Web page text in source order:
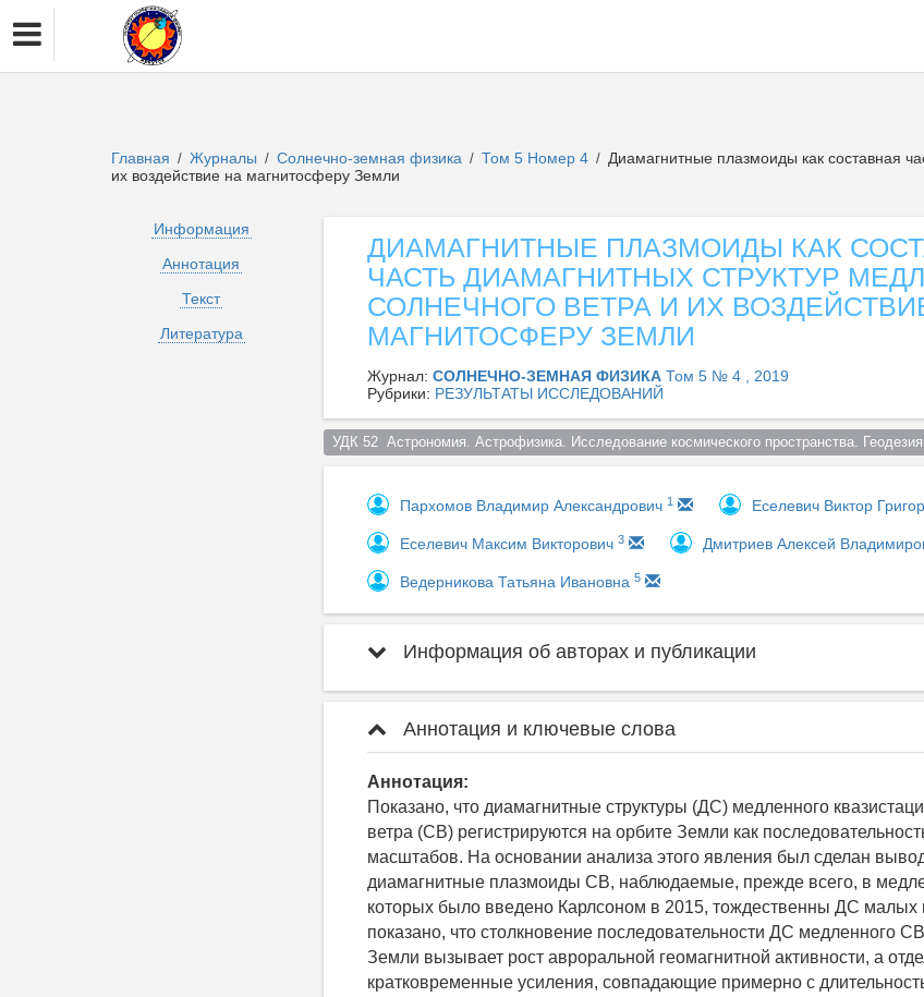
Главная / Журналы / Солнечно-земная физика / Том 5 Номер 4 / Диамагнитные плазмоиды как составная
их воздействие на магнитосферу Земли
Информация
Аннотация
Текст
Литература
ДИАМАГНИТНЫЕ ПЛАЗМОИДЫ КАК
ЧАСТЬ ДИАМАГНИТНЫХ СТРУКТУР
СОЛНЕЧНОГО ВЕТРА И ИХ
МАГНИТОСФЕРУ ЗЕМЛИ
Журнал: СОЛНЕЧНО-ЗЕМНАЯ ФИЗИКА Том 5 № 4 , 2019
Рубрики: РЕЗУЛЬТАТЫ ИССЛЕДОВАНИЙ
УДК 52  Астрономия. Астрофизика. Исследование космического пространства. Геодезия
Пархомов Владимир Александрович 1 Еселевич Виктор
Еселевич Максим Викторович 3 Дмитриев Алексей
Ведерникова Татьяна Ивановна 5
Информация об авторах и публикации
Аннотация и ключевые слова
Аннотация:
Показано, что диамагнитные структуры (ДС) медленного
ветра (СВ) регистрируются на орбите Земли как
масштабов. На основании анализа этого явления был сделан
диамагнитные плазмоиды СВ, наблюдаемые, прежде всего, в
которых было введено Карлсоном в 2015, тождественны ДС
показано, что столкновение последовательности ДС медленного
Земли вызывает рост авроральной геомагнитной активности, а
кратковременные усиления, совпадающие примерно с